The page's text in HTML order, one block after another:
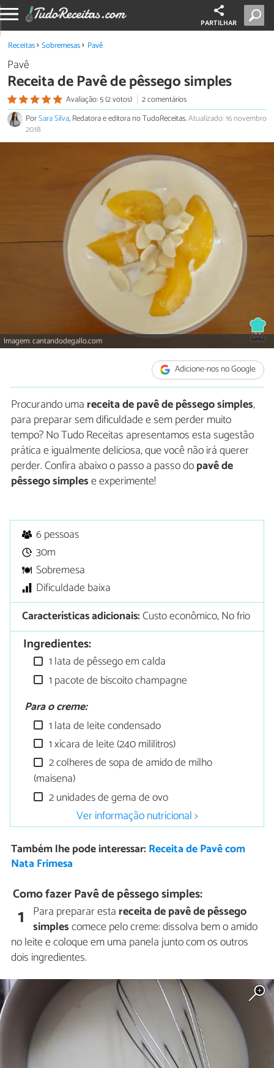
PARTILHAR
Receitas Sobremesas Pavê
Pavê
Receita de Pavê de pêssego simples
Avaliação: 5 (2 votos)
2 comentários
PorSara Silva, Redatora e editora no TudoReceitas.Atualizado: 16 novembro
2018
Imagem: cantandodegallo.com
Adicione-nos no Google
Procurando uma receita de pavê de pêssego simples,
para preparar sem dificuldade e sem perder muito
tempo? No Tudo Receitas apresentamos esta sugestão
prática e igualmente deliciosa, que você não irá querer
perder. Confira abaixo o passo a passo dopavê de
pêssego simplese experimente!
6 pessoas
30m
Sobremesa
Dificuldade baixa
Características adicionais:Custo econômico, No frio
Ingredientes:
1 lata de pêssego em calda
1 pacote de biscoito champagne
Para o creme:
1 lata de leite condensado
1 xícara de leite (240 mililitros)
2 colheres de sopa de amido de milho
(maisena)
2 unidades de gema de ovo
Ver informação nutricional >
Também lhe pode interessar: Receita de Pavê com
Nata Frimesa
Como fazer Pavê de pêssego simples:
1 Para preparar esta receita de pavê de pêssego
simplescomece pelo creme: dissolva bem o amido
no leite e coloque em uma panela junto com os outros
dois ingredientes.